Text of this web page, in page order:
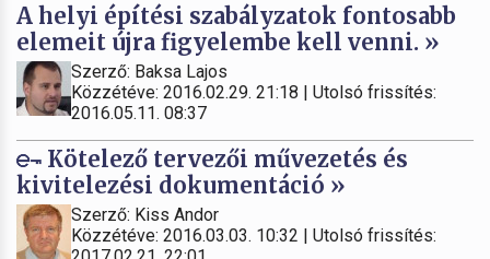
A helyi építési szabályzatok fontosabb
elemeit újra figyelembe kell venni. »
Szerző: Baksa Lajos
Közzétéve: 2016.02.29. 21:18 | Utolsó frissítés:
2016.05.11. 08:37
Kötelező tervezői művezetés és
kivitelezési dokumentáció »
Szerző: Kiss Andor
Közzétéve: 2016.03.03. 10:32 | Utolsó frissítés: